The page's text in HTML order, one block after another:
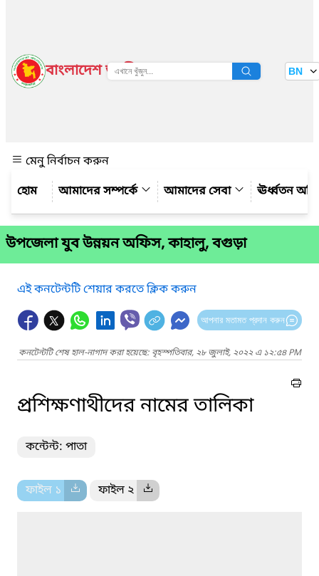
বাংলাদেশ জাতীয় তথ্য বাতায়ন BN
মেনু নির্বাচন করুন
আমাদের সম্পর্কে
আমাদের সেবা ঊর্ধ্বতন
উপজেলা যুব উন্নয়ন অফিস, কাহালু, বগুড়া
এই কনটেন্টটি শেয়ার করতে ক্লিক করুন
আপনার মতামত প্রদান করুন
কনটেন্টটি শেষ হাল-নাগাদ করা হয়েছে: বৃহস্পতিবার, ২৮ জুলাই, ২০২২ এ ১২:৫৪ PM
প্রশিক্ষণাথীদের নামের তালিকা
কন্টেন্ট: পাতা
ফাইল ১ ফাইল ২